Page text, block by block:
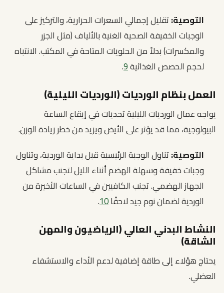
التوصية:تقليل إجمالي السعرات الحرارية، والتركيز على
الوجبات الخفيفة الصحية الغنية بالألياف (مثل الجزر
والمكسرات) بدلاً من الحلويات المتاحة في المكتب. الانتباه
لحجم الحصص الغذائية9
.
العمل بنظام الورديات (الورديات الليلية)
يواجه عمال الورديات الليلية تحديات في إيقاع الساعة
البيولوجية، مما قد يؤثر على الأيض ويزيد من خطر زيادة الوزن.
التوصية:تناول الوجبة الرئيسية قبل بداية الوردية، وتناول
وجبات خفيفة وسهلة الهضم أثناء الليل لتجنب مشاكل
الجهاز الهضمي. تجنب الكافيين في الساعات الأخيرة من
الوردية لضمان نوم جيد لاحقًا10
.
النشاط البدني العالي (الرياضيون والمهن
الشاقة)
يحتاج هؤلاء إلى طاقة إضافية لدعم الأداء والاستشفاء
العضلي.